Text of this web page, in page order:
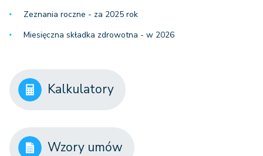
Zeznania roczne - za 2025 rok
Miesięczna składka zdrowotna - w 2026
Kalkulatory
Wzory umów